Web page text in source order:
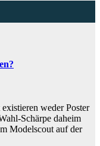
weder Poster
Schärpe daheim
Modelscout auf der